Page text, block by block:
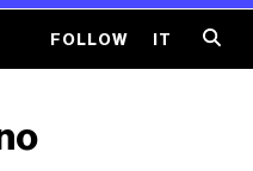
FOLLOW IT